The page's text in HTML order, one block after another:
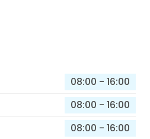
08:00 - 16:00
08:00 - 16:00
08:00 - 16:00